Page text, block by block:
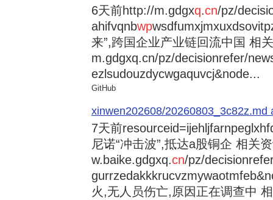
6天前http://m.gdgxq.cn/pz/
ahifvqnbwp
来”,跨国企业产业链回流中国 相
m.gdgxq.cn/pz/decisionrefer/
ezlsudouzdycwgaquvcj&node...
GitHub
xinwen202608/20260803_3c82z.md
7天前
尼诺“冲击波”,抵达a股铜企 相关
w.baike.gdgxq.cn/pz/
火,无人员伤亡,原因正在调查中